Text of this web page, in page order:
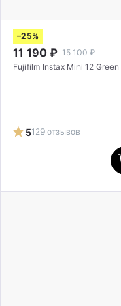
–25%
11 190 ₽ 15 100 ₽
Fujifilm Instax Mini 12 Green
5129 отзывов